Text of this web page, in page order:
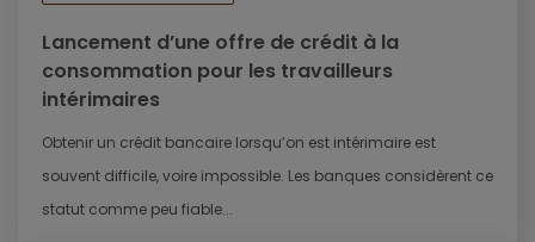
Lancement d’une offre de crédit à la
consommation pour les travailleurs
intérimaires
Obtenir un crédit bancaire lorsqu’on est intérimaire est
souvent difficile, voire impossible. Les banques considèrent ce
statut comme peu fiable...